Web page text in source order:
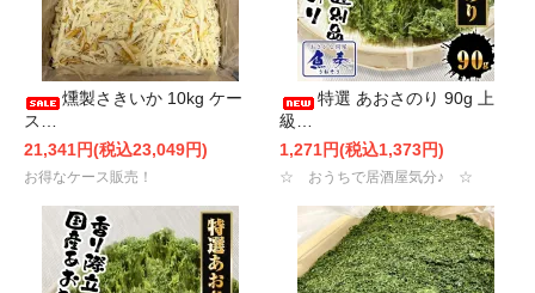
燻製さきいか 10kg ケー
ス…
21,341円(税込23,049円)
お得なケース販売！
特選 あおさのり 90g 上
級…
1,271円(税込1,373円)
☆ おうちで居酒屋気分♪ ☆